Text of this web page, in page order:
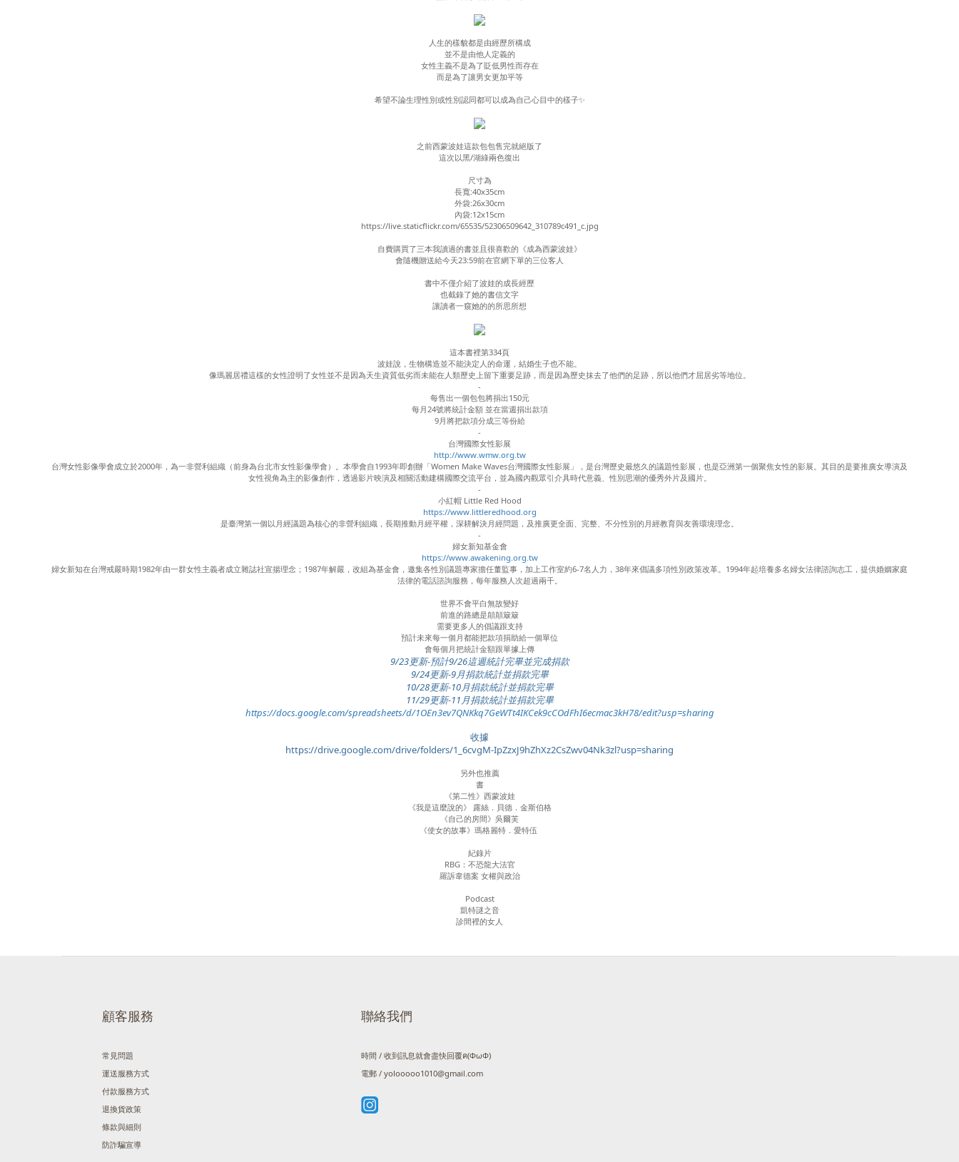
人生的樣貌都是由經歷所構成
並不是由他人定義的
女性主義不是為了貶低男性而存在
而是為了讓男女更加平等
希望不論生理性別或性別認同都可以成為自己心目中的樣子✨
之前西蒙波娃這款包包售完就絕版了
這次以黑/湖綠兩色復出
尺寸為
長寬:40x35cm
外袋:26x30cm
內袋:12x15cm
https://live.staticflickr.com/65535/52306509642_310789c491_c.jpg
自費購買了三本我讀過的書並且很喜歡的《成為西蒙波娃》
會隨機贈送給今天23:59前在官網下單的三位客人
書中不僅介紹了波娃的成長經歷
也截錄了她的書信文字
讓讀者一窺她的的所思所想
這本書裡第334頁
波娃說，生物構造並不能決定人的命運，結婚生子也不能。
像瑪麗居禮這樣的女性證明了女性並不是因為天生資質低劣而未能在人類歷史上留下重要足跡，而是因為歷史抹去了他們的足跡，所以他們才屈居劣等地位。
-
每售出一個包包將捐出150元
每月24號將統計金額 並在當週捐出款項
9月將把款項分成三等份給
-
台灣國際女性影展
http://www.wmw.org.tw
台灣女性影像學會成立於2000年，為一非營利組織（前身為台北市女性影像學會）。本學會自1993年即創辦「Women Make Waves台灣國際女性影展」，是台灣歷史最悠久的議題性影展，也是亞洲第一個聚焦女性的影展。其目的是要推廣女導演及
女性視角為主的影像創作，透過影片映演及相關活動建構國際交流平台，並為國內觀眾引介具時代意義、性別思潮的優秀外片及國片。
-
小紅帽 Little Red Hood
https://www.littleredhood.org
是臺灣第一個以月經議題為核心的非營利組織，長期推動月經平權，深耕解決月經問題，及推廣更全面、完整、不分性別的月經教育與友善環境理念。
-
婦女新知基金會
https://www.awakening.org.tw
婦女新知在台灣戒嚴時期1982年由一群女性主義者成立雜誌社宣揚理念；1987年解嚴，改組為基金會，邀集各性別議題專家擔任董監事，加上工作室約6-7名人力，38年來倡議多項性別政策改革。1994年起培養多名婦女法律諮詢志工，提供婚姻家庭
法律的電話諮詢服務，每年服務人次超過兩千。
世界不會平白無故變好
前進的路總是顛顛簸簸
需要更多人的倡議跟支持
預計未來每一個月都能把款項捐助給一個單位
會每個月把統計金額跟單據上傳
9/23更新-預計9/26這週統計完畢並完成捐款
9/24更新-9月捐款統計並捐款完畢
10/28更新-10月捐款統計並捐款完畢
11/29更新-11月捐款統計並捐款完畢
https://docs.google.com/spreadsheets/d/1OEn3ev7QNKkq7GeWTt4IKCek9cCOdFhI6ecmac3kH78/edit?usp=sharing
收據
https://drive.google.com/drive/folders/1_6cvgM-IpZzxJ9hZhXz2CsZwv04Nk3zl?usp=sharing
另外也推薦
書
《第二性》西蒙波娃
《我是這麼說的》 露絲．貝德．金斯伯格
《自己的房間》吳爾芙
《使女的故事》瑪格麗特．愛特伍
紀錄片
RBG：不恐龍大法官
羅訴韋德案 女權與政治
Podcast
凱特謎之音
診間裡的女人
顧客服務
常見問題
運送服務方式
付款服務方式
退換貨政策
條款與細則
防詐騙宣導
聯絡我們
時間 / 收到訊息就會盡快回覆ฅ(ΦωΦ)
電郵 / yolooooo1010@gmail.com